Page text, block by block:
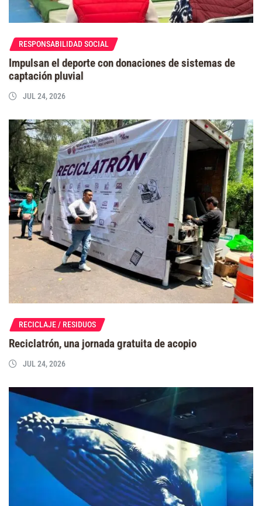
RESPONSABILIDAD SOCIAL
Impulsan el deporte con donaciones de sistemas de
captación pluvial
JUL 24, 2026
RECICLAJE / RESIDUOS
Reciclatrón, una jornada gratuita de acopio
JUL 24, 2026